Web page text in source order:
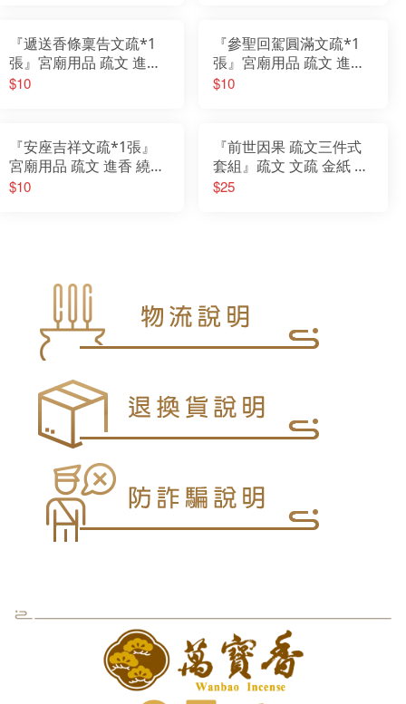
『遞送香條稟告文疏*1
張』宮廟用品 疏文 進香
繞境 謁祖 會香 參香 進香
$10
『參聖回駕圓滿文疏*1
張』宮廟用品 疏文 進香
繞境 謁祖 會香 參香 進香
$10
『安座吉祥文疏*1張』
宮廟用品 疏文 進香 繞境
謁祖 會香 參香 進香 疏文
$10
『前世因果 疏文三件式
套組』疏文 文疏 金紙 祈
福 開運 消災 招財
$25